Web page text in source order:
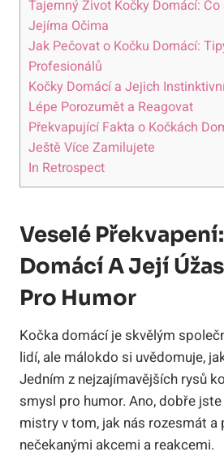
Tajemný Život Kočky Domácí: Co
Jejíma Očima
Jak Pečovat o Kočku Domácí:
Profesionálů
Kočky Domácí a Jejich
Lépe Porozumět a Reagovat
Překvapující Fakta o Kočkách
Ještě Více Zamilujete
In Retrospect
Veselé
Domácí A Její
Pro Humor
Kočka domácí je skvělým
lidí, ale málokdo si uvědomuje,
Jedním z nejzajímavějších rysů
smysl pro humor. Ano, dobře
mistry v tom, jak nás rozesmát a
nečekanými akcemi a reakcemi.